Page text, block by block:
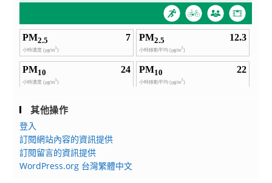
其他操作
登入
訂閱網站內容的資訊提供
訂閱留言的資訊提供
WordPress.org 台灣繁體中文